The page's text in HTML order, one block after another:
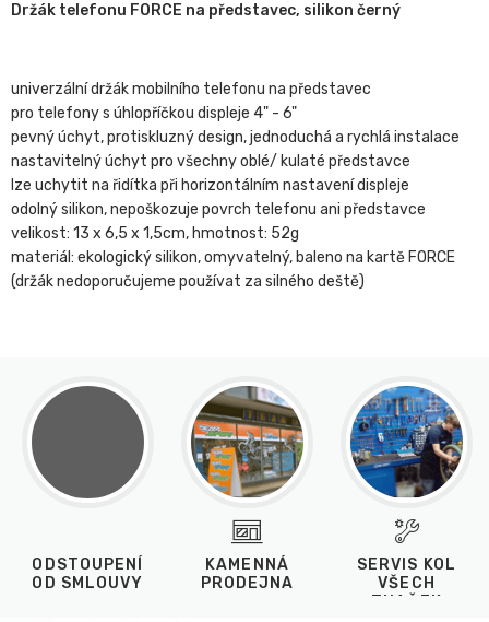
Držák telefonu FORCE na představec, silikon černý
univerzální držák mobilního telefonu na představec
pro telefony s úhlopříčkou displeje 4" - 6"
pevný úchyt, protiskluzný design, jednoduchá a rychlá instalace
nastavitelný úchyt pro všechny oblé/ kulaté představce
lze uchytit na řidítka při horizontálním nastavení displeje
odolný silikon, nepoškozuje povrch telefonu ani představce
velikost: 13 x 6,5 x 1,5cm, hmotnost: 52g
materiál: ekologický silikon, omyvatelný, baleno na kartě FORCE
(držák nedoporučujeme používat za silného deště)
ODSTOUPENÍ
OD SMLOUVY
KAMENNÁ
PRODEJNA
SERVIS KOL
VŠECH
ZNAČEK